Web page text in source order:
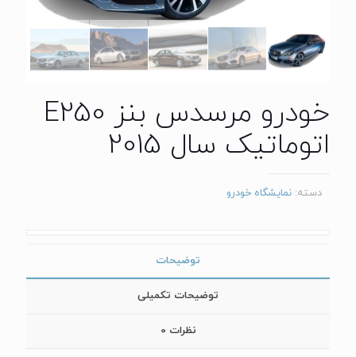
خودرو مرسدس بنز E250
اتوماتیک سال 2015
دسته: نمایشگاه خودرو
توضیحات
توضیحات تکمیلی
نظرات 0